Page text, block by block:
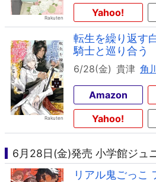
Yahoo!
転生を繰り返す
騎士と巡り合う
6/28(金) 貴津 角
Amazon
Yahoo!
6月28日(金)発売 小学館ジュ
リアル鬼ごっこ